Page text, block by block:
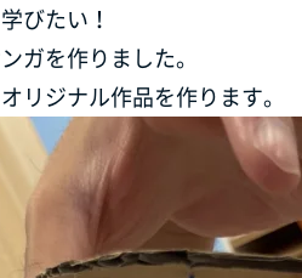
びたい！
ガを作りました。
リジナル作品を作ります。